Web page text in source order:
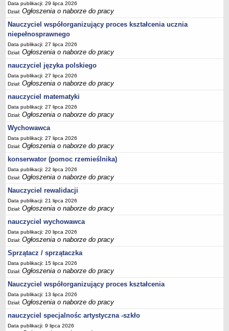
Data publikacji: 29 lipca 2026
Dział:Ogłoszenia o naborze do pracy
Nauczyciel współorganizujący proces kształcenia ucznia
niepełnosprawnego
Data publikacji: 27 lipca 2026
Dział:Ogłoszenia o naborze do pracy
nauczyciel języka polskiego
Data publikacji: 27 lipca 2026
Dział:Ogłoszenia o naborze do pracy
nauczyciel matematyki
Data publikacji: 27 lipca 2026
Dział:Ogłoszenia o naborze do pracy
Wychowawca
Data publikacji: 27 lipca 2026
Dział:Ogłoszenia o naborze do pracy
konserwator (pomoc rzemieślnika)
Data publikacji: 22 lipca 2026
Dział:Ogłoszenia o naborze do pracy
Nauczyciel rewalidacji
Data publikacji: 21 lipca 2026
Dział:Ogłoszenia o naborze do pracy
nauczyciel wychowawca
Data publikacji: 20 lipca 2026
Dział:Ogłoszenia o naborze do pracy
Sprzątacz / sprzątaczka
Data publikacji: 15 lipca 2026
Dział:Ogłoszenia o naborze do pracy
Nauczyciel współorganizujący proces kształcenia
Data publikacji: 13 lipca 2026
Dział:Ogłoszenia o naborze do pracy
nauczyciel specjalnośc artystyczna -szkło
Data publikacji: 9 lipca 2026